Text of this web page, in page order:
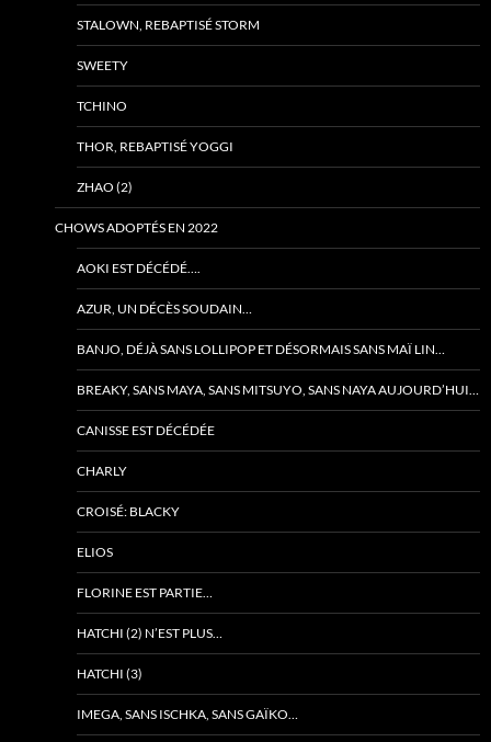
STALOWN, REBAPTISÉ STORM
SWEETY
TCHINO
THOR, REBAPTISÉ YOGGI
ZHAO (2)
CHOWS ADOPTÉS EN 2022
AOKI EST DÉCÉDÉ….
AZUR, UN DÉCÈS SOUDAIN…
BANJO, DÉJÀ SANS LOLLIPOP ET DÉSORMAIS SANS MAÏ LIN…
BREAKY, SANS MAYA, SANS MITSUYO, SANS NAYA AUJOURD’HUI…
CANISSE EST DÉCÉDÉE
CHARLY
CROISÉ: BLACKY
ELIOS
FLORINE EST PARTIE…
HATCHI (2) N’EST PLUS…
HATCHI (3)
IMEGA, SANS ISCHKA, SANS GAÏKO…